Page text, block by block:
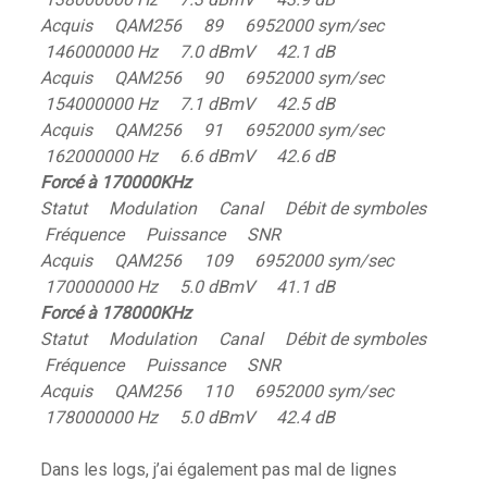
Acquis QAM256 89 6952000 sym/sec
146000000 Hz 7.0 dBmV 42.1 dB
Acquis QAM256 90 6952000 sym/sec
154000000 Hz 7.1 dBmV 42.5 dB
Acquis QAM256 91 6952000 sym/sec
162000000 Hz 6.6 dBmV 42.6 dB
Forcé à 170000KHz
Statut Modulation Canal Débit de symboles
Fréquence Puissance SNR
Acquis QAM256 109 6952000 sym/sec
170000000 Hz 5.0 dBmV 41.1 dB
Forcé à 178000KHz
Statut Modulation Canal Débit de symboles
Fréquence Puissance SNR
Acquis QAM256 110 6952000 sym/sec
178000000 Hz 5.0 dBmV 42.4 dB
Dans les logs, j’ai également pas mal de lignes